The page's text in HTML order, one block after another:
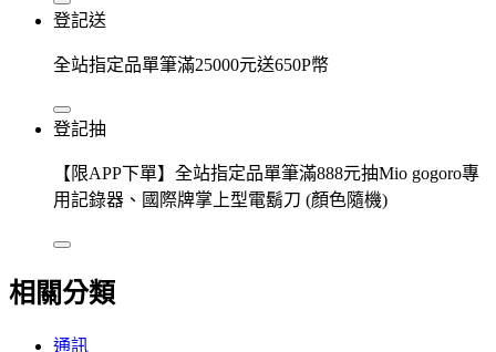
登記送
全站指定品單筆滿25000元送650P幣
登記抽
【限APP下單】全站指定品單筆滿888元抽Mio gogoro專
用記錄器、國際牌掌上型電鬍刀 (顏色隨機)
相關分類
通訊